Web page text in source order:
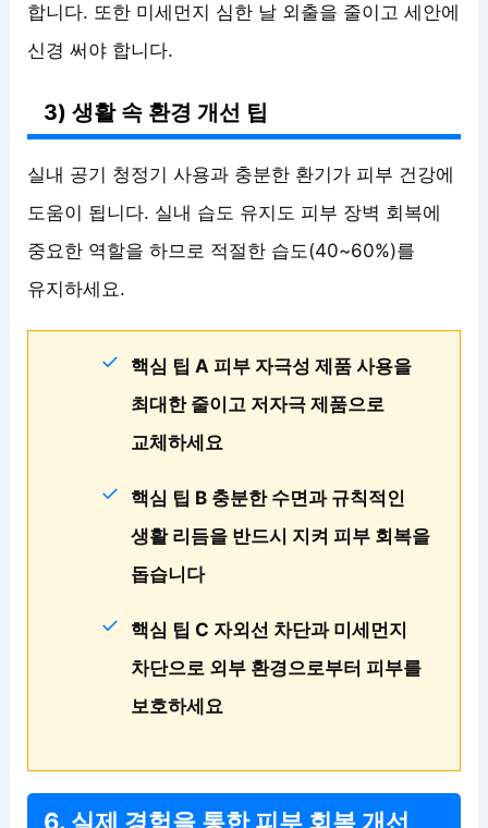
합니다. 또한 미세먼지 심한 날 외출을 줄이고 세안에
신경 써야 합니다.
3) 생활 속 환경 개선 팁
실내 공기 청정기 사용과 충분한 환기가 피부 건강에
도움이 됩니다. 실내 습도 유지도 피부 장벽 회복에
중요한 역할을 하므로 적절한 습도(40~60%)를
유지하세요.
핵심 팁 A 피부 자극성 제품 사용을
최대한 줄이고 저자극 제품으로
교체하세요
핵심 팁 B 충분한 수면과 규칙적인
생활 리듬을 반드시 지켜 피부 회복을
돕습니다
핵심 팁 C 자외선 차단과 미세먼지
차단으로 외부 환경으로부터 피부를
보호하세요
6. 실제 경험을 통한 피부 회복 개선